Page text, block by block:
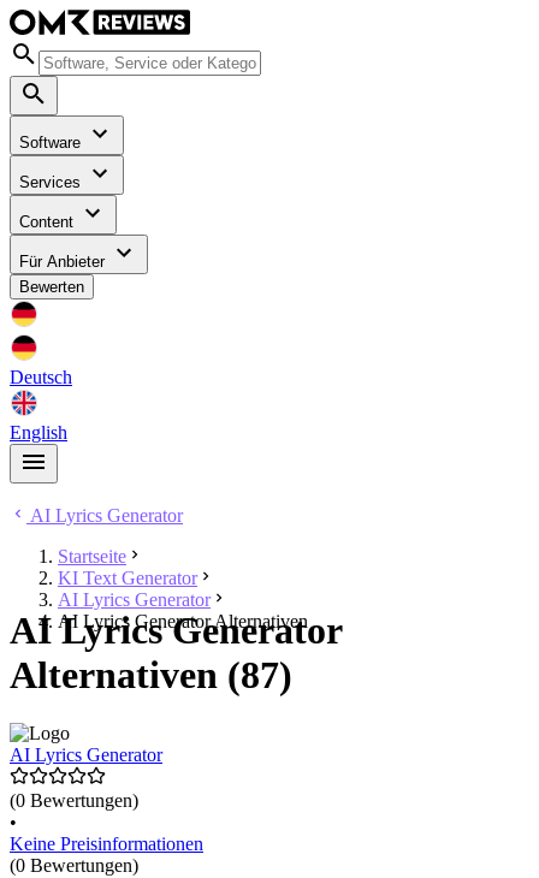
Software
Services
Content
Für Anbieter
Bewerten
Deutsch
English
AI Lyrics Generator
Startseite
KI Text Generator
AI Lyrics Generator
AI Lyrics Generator Alternativen
AI Lyrics Generator
Alternativen (87)
AI Lyrics Generator
(0 Bewertungen)
•
Keine Preisinformationen
(0 Bewertungen)